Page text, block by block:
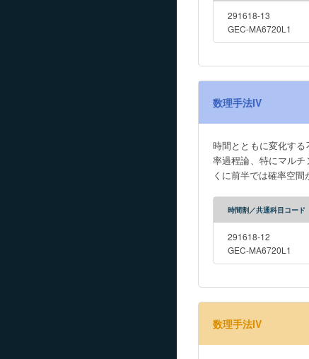
291618-13
GEC-MA6720L1
数理手法IV
時間とともに変化す
率過程論、特にマル
くに前半では確率空
時間割／共通科目コード
291618-12
GEC-MA6720L1
数理手法IV